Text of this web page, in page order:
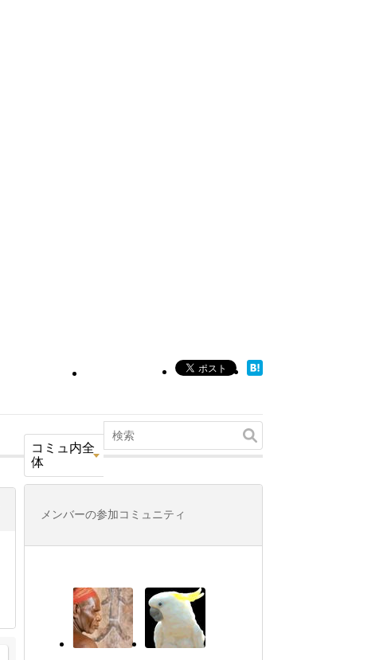
コミュ内全
体
メンバーの参加コミュニティ